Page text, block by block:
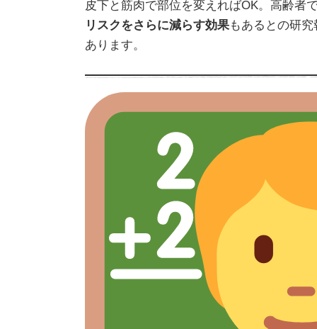
皮下と筋肉で部位を変えればOK。高齢者
リスクをさらに減らす効果もあるとの研
あります。